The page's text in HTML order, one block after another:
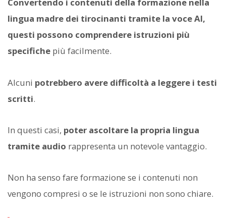
Convertendo i contenuti della formazione nella
lingua madre dei tirocinanti tramite la voce AI,
questi possono comprendere istruzioni più
specifiche più facilmente.
Alcuni potrebbero avere difficoltà a leggere i testi
scritti.
In questi casi, poter ascoltare la propria lingua
tramite audio rappresenta un notevole vantaggio.
Non ha senso fare formazione se i contenuti non
vengono compresi o se le istruzioni non sono chiare.